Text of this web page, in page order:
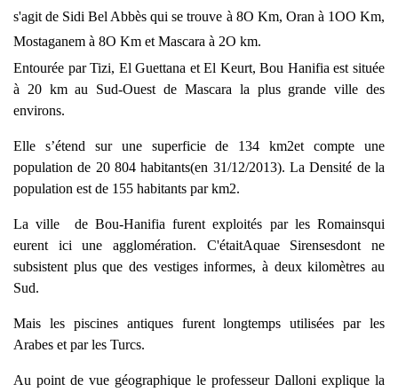
s'agit de Sidi Bel Abbès qui se trouve à 8O Km, Oran à 1OO Km,
Mostaganem à 8O Km et Mascara à 2O km.
Entourée par Tizi, El Guettana et El Keurt, Bou Hanifia est située
à 20 km au Sud-Ouest de Mascara la plus grande ville des
environs.
Elle s’étend sur une superficie de 134 km2et compte une
population de 20 804 habitants(en 31/12/2013). La Densité de la
population est de 155 habitants par km2.
La ville de Bou-Hanifia furent exploités par les Romainsqui
eurent ici une agglomération. C'étaitAquae Sirensesdont ne
subsistent plus que des vestiges informes, à deux kilomètres au
Sud.
Mais les piscines antiques furent longtemps utilisées par les
Arabes et par les Turcs.
Au point de vue géographique le professeur Dalloni explique la